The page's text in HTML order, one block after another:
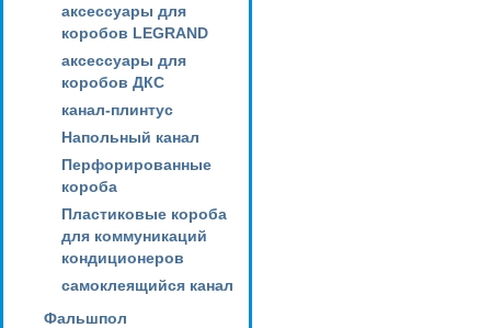
аксессуары для
коробов LEGRAND
аксессуары для
коробов ДКС
канал-плинтус
Напольный канал
Перфорированные
короба
Пластиковые короба
для коммуникаций
кондиционеров
самоклеящийся канал
Фальшпол